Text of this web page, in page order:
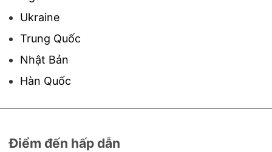
Ukraine
Trung Quốc
Nhật Bản
Hàn Quốc
Điểm đến hấp dẫn